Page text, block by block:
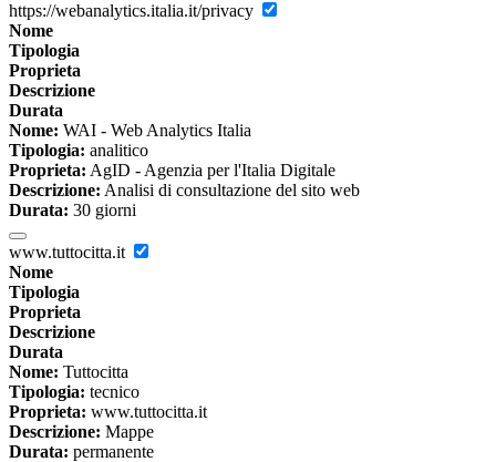
https://webanalytics.italia.it/privacy
Nome
Tipologia
Proprieta
Descrizione
Durata
Nome: WAI - Web Analytics Italia
Tipologia: analitico
Proprieta: AgID - Agenzia per l'Italia Digitale
Descrizione: Analisi di consultazione del sito web
Durata: 30 giorni
www.tuttocitta.it
Nome
Tipologia
Proprieta
Descrizione
Durata
Nome: Tuttocitta
Tipologia: tecnico
Proprieta: www.tuttocitta.it
Descrizione: Mappe
Durata: permanente